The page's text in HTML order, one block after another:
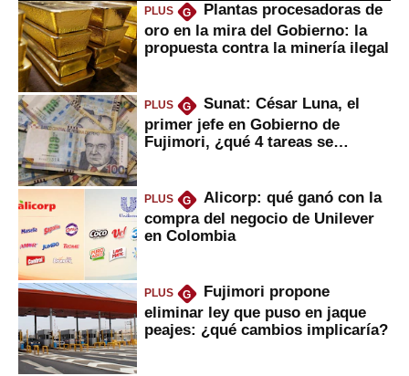
PLUS G
Plantas procesadoras de
oro en la mira del Gobierno: la
propuesta contra la minería ilegal
PLUS G
Sunat: César Luna, el
primer jefe en Gobierno de
Fujimori, ¿qué 4 tareas se
PLUS G
Alicorp: qué ganó con la
compra del negocio de Unilever
en Colombia
PLUS G
Fujimori propone
eliminar ley que puso en jaque
peajes: ¿qué cambios implicaría?